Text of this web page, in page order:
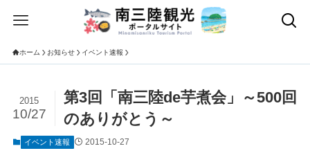
ホーム お知らせ イベント速報
第3回「南三陸de芋煮会」～500回
のありがとう～
2015
10/27
イベント速報 2015-10-27